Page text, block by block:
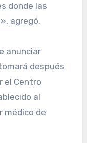
donde las
agregó.
anunciar
después
el Centro
al
médico de